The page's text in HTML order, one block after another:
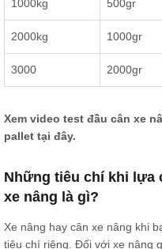
1000kg 500gr
2000kg 1000gr
3000 2000gr
Xem video test đầu cân xe
pallet tại đây.
Những tiêu chí khi lựa
xe nâng là gì?
Xe nâng hay cân xe nâng khi
tiêu chí riêng. Đối với xe nâng